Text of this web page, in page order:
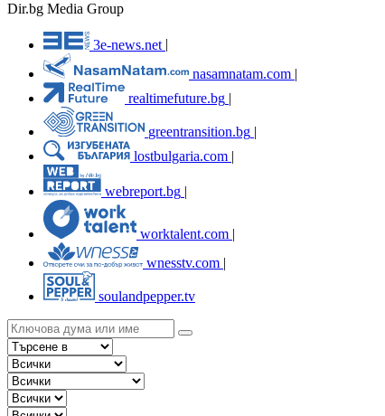
Dir.bg Media Group
3e-news.net
nasamnatam.com |
realtimefuture.bg |
greentransition.bg |
lostbulgaria.com |
webreport.bg
worktalent.com |
wnesstv.com |
soulandpepper.tv